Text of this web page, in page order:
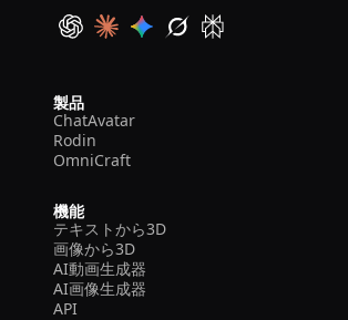
製品
ChatAvatar
Rodin
OmniCraft
機能
テキストから3D
画像から3D
AI動画生成器
AI画像生成器
API